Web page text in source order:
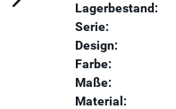
Lagerbestand:
Serie:
Design:
Farbe:
Maße:
Material: